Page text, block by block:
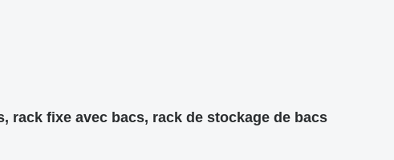
rack fixe avec bacs, rack de stockage de bacs